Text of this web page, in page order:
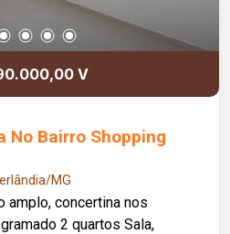
V
No Bairro Shopping
MG
amplo, concertina nos
2 quartos Sala,